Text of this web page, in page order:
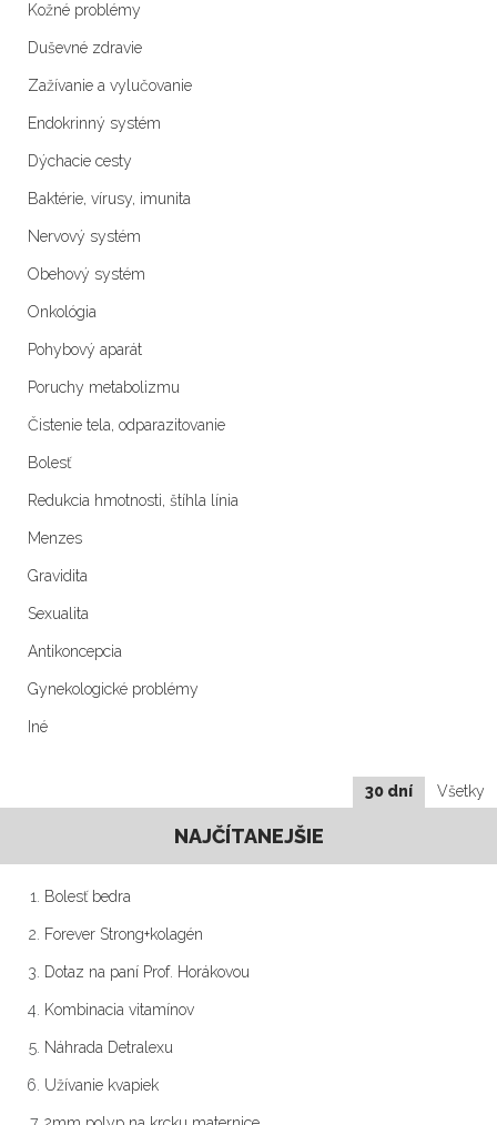
Kožné problémy
Duševné zdravie
Zažívanie a vylučovanie
Endokrinný systém
Dýchacie cesty
Baktérie, vírusy, imunita
Nervový systém
Obehový systém
Onkológia
Pohybový aparát
Poruchy metabolizmu
Čistenie tela, odparazitovanie
Bolesť
Redukcia hmotnosti, štíhla línia
Menzes
Gravidita
Sexualita
Antikoncepcia
Gynekologické problémy
Iné
30 dní Všetky
NAJČÍTANEJŠIE
Bolesť bedra
Forever Strong+kolagén
Dotaz na paní Prof. Horákovou
Kombinacia vitamínov
Náhrada Detralexu
Užívanie kvapiek